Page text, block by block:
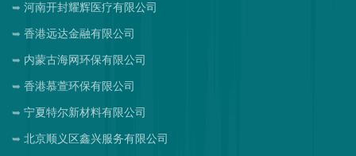
河南开封耀辉医疗有限公司
香港远达金融有限公司
内蒙古海网环保有限公司
香港慕萱环保有限公司
宁夏特尔新材料有限公司
北京顺义区鑫兴服务有限公司